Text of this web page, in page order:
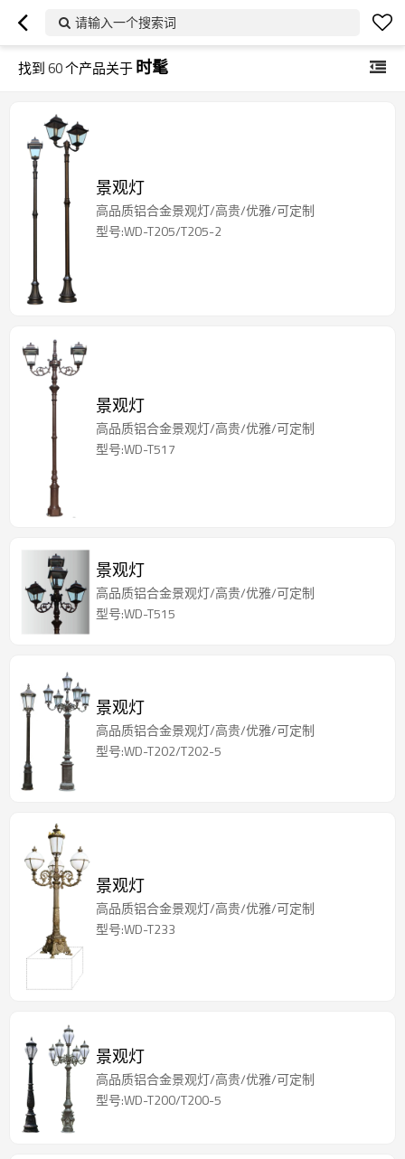
请输入一个搜索词
找到60个产品关于时髦
景观灯
高品质铝合金景观灯/高贵/优雅/可定制
型号:WD-T205/T205-2
景观灯
高品质铝合金景观灯/高贵/优雅/可定制
型号:WD-T517
景观灯
高品质铝合金景观灯/高贵/优雅/可定制
型号:WD-T515
景观灯
高品质铝合金景观灯/高贵/优雅/可定制
型号:WD-T202/T202-5
景观灯
高品质铝合金景观灯/高贵/优雅/可定制
型号:WD-T233
景观灯
高品质铝合金景观灯/高贵/优雅/可定制
型号:WD-T200/T200-5